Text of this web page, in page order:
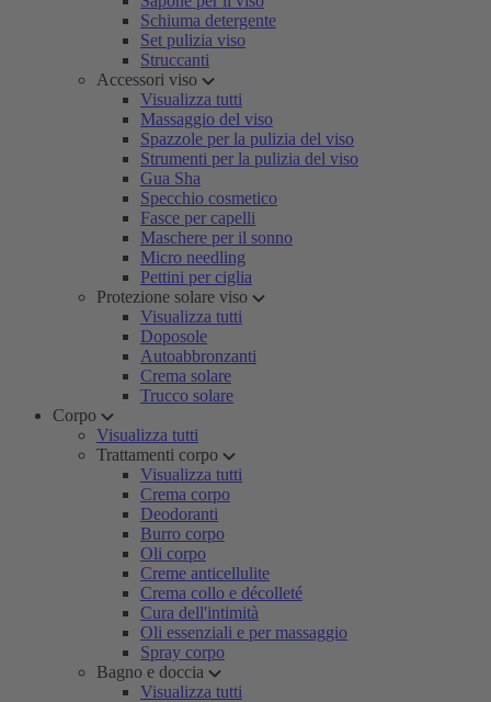
Schiuma detergente
Set pulizia viso
Struccanti
Accessori viso
Visualizza tutti
Massaggio del viso
Spazzole per la pulizia del viso
Strumenti per la pulizia del viso
Gua Sha
Specchio cosmetico
Fasce per capelli
Maschere per il sonno
Micro needling
Pettini per ciglia
Protezione solare viso
Visualizza tutti
Doposole
Autoabbronzanti
Crema solare
Trucco solare
Corpo
Visualizza tutti
Trattamenti corpo
Visualizza tutti
Crema corpo
Deodoranti
Burro corpo
Oli corpo
Creme anticellulite
Crema collo e décolleté
Cura dell'intimità
Oli essenziali e per massaggio
Spray corpo
Bagno e doccia
Visualizza tutti